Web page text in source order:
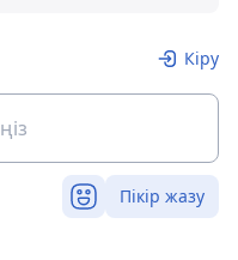
Кіру
Пікір жазу